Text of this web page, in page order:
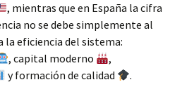
, mientras que en España la cifra
no se debe simplemente al
la eficiencia del sistema:
, capital moderno
,
y formación de calidad .